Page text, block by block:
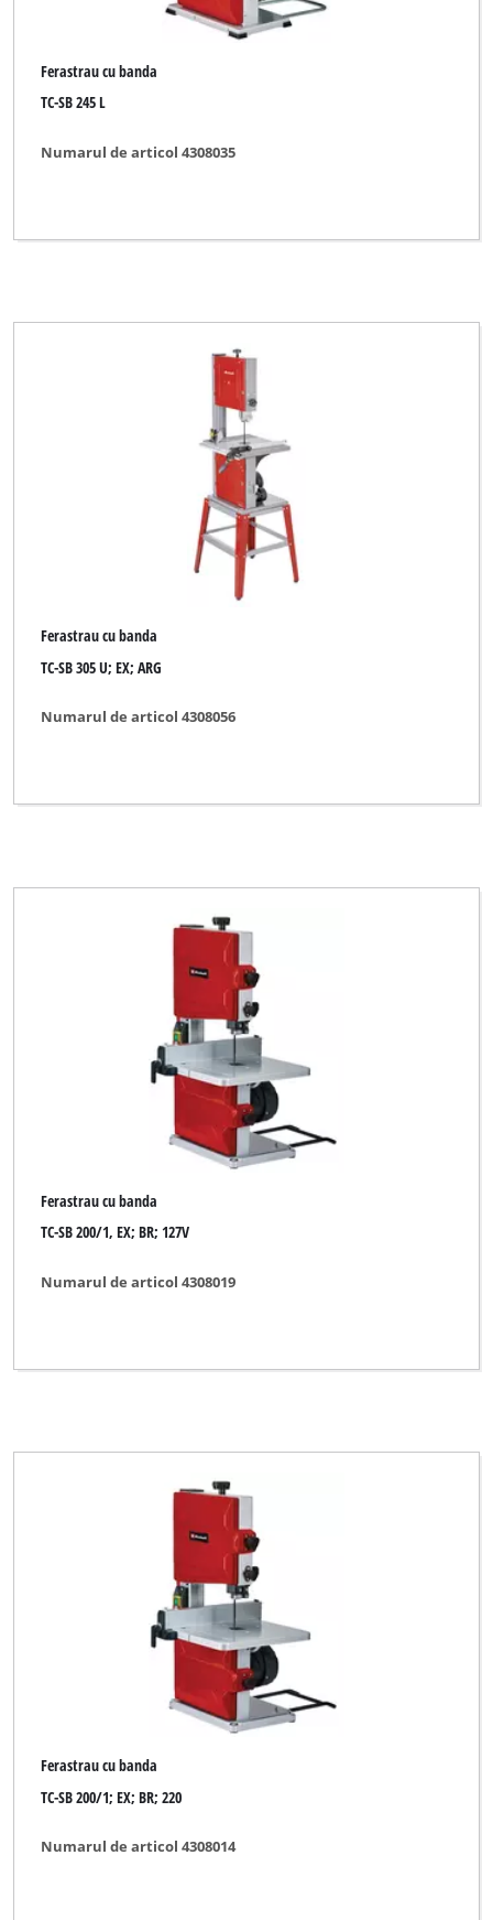
Ferastrau cu banda
TC-SB 245 L
Numarul de articol 4308035
Ferastrau cu banda
TC-SB 305 U; EX; ARG
Numarul de articol 4308056
Ferastrau cu banda
TC-SB 200/1, EX; BR; 127V
Numarul de articol 4308019
Ferastrau cu banda
TC-SB 200/1; EX; BR; 220
Numarul de articol 4308014